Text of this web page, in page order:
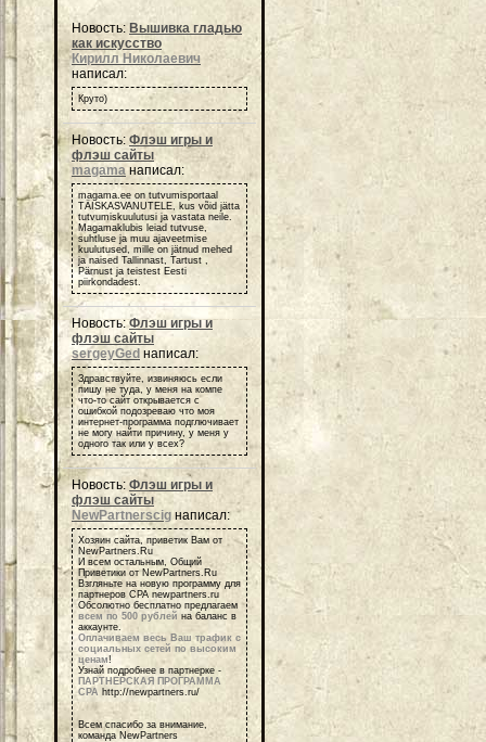
Новость: Вышивка гладью
как искусство
Кирилл Николаевич
написал:
Круто)
Новость: Флэш игры и
флэш сайты
magama написал:
magama.ee on tutvumisportaal
TÄISKASVANUTELE, kus võid jätta
tutvumiskuulutusi ja vastata neile.
Magamaklubis leiad tutvuse,
suhtluse ja muu ajaveetmise
kuulutused, mille on jätnud mehed
ja naised Tallinnast, Tartust ,
Pärnust ja teistest Eesti
piirkondadest.
Новость:Флэш игры и
флэш сайты
sergeyGed написал:
Здравствуйте, извиняюсь если
пишу не туда, у меня на компе
что-то сайт открывается с
ошибкой подозреваю что моя
интернет-программа подглючивает
не могу найти причину, у меня у
одного так или у всех?
Новость: Флэш игры и
флэш сайты
NewPartnerscig написал:
Хозяин сайта, приветик Вам от
NewPartners.Ru
И всем остальным, Общий
Приветики от NewPartners.Ru
Взгляньте на новую программу для
партнеров СРА newpartners.ru
Обсолютно бесплатно предлагаем
всем по 500 рублей на баланс в
аккаунте.
Оплачиваем весь Ваш трафик с
социальных сетей по высоким
ценам!
Узнай подробнее в партнерке -
ПАРТНЕРСКАЯ ПРОГРАММА
СРА http://newpartners.ru/
Всем спасибо за внимание,
команда NewPartners